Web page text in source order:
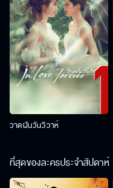
วาดฝันวันวิวาห์
ที่สุดของละครประจำสัปดาห์